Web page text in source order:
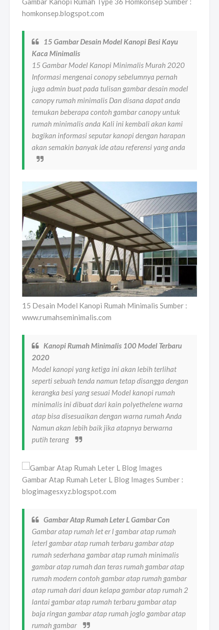
homkonsep.blogspot.com
15 Gambar Desain Model Kanopi Besi Kayu
Kaca Minimalis
15 Gambar Model Kanopi Minimalis Murah 2020
Informasi mengenai conopy sebelumnya pernah
juga admin buat pada tulisan gambar desain model
canopy rumah minimalis Dan disana dapat anda
temukan beberapa contoh gambar canopy untuk
rumah minimalis anda Kali ini kembali akan kami
bagikan informasi seputar kanopi dengan harapan
akan semakin banyak ide atau referensi yang anda
15 Desain Model Kanopi Rumah Minimalis Sumber :
www.rumahseminimalis.com
Kanopi Rumah Minimalis 100 Model Terbaru
2020
Model kanopi yang ketiga ini akan lebih terlihat
seperti sebuah tenda namun tetap disangga dengan
kerangka besi yang sesuai Model kanopi rumah
minimalis ini dibuat dari kain polyethelene warna
atap bisa disesuaikan dengan warna rumah Anda
Namun akan lebih baik jika atapnya berwarna
putih terang
Gambar Atap Rumah Leter L Blog Images Sumber :
blogimagesxyz.blogspot.com
Gambar Atap Rumah Leter L Gambar Con
Gambar atap rumah let er l gambar atap rumah
leterl gambar atap rumah terbaru gambar atap
rumah sederhana gambar atap rumah minimalis
gambar atap rumah dan teras rumah gambar atap
rumah modern contoh gambar atap rumah gambar
atap rumah dari daun kelapa gambar atap rumah 2
lantai gambar atap rumah terbaru gambar atap
baja ringan gambar atap rumah joglo gambar atap
rumah gambar